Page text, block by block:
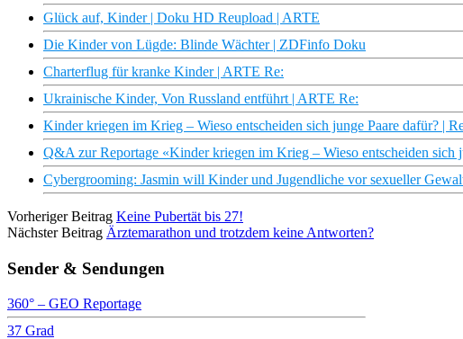
Glück auf, Kinder | Doku HD Reupload | ARTE
Die Kinder von Lügde: Blinde Wächter | ZDFinfo Doku
Charterflug für kranke Kinder | ARTE Re:
Ukrainische Kinder, Von Russland entführt | ARTE Re:
Kinder kriegen im Krieg – Wieso entscheiden sich junge Paare dafür? |
Q&A zur Reportage «Kinder kriegen im Krieg – Wieso entscheiden sich
Cybergrooming: Jasmin will Kinder und Jugendliche vor sexueller
Vorheriger Beitrag Keine Pubertät bis 27!
Nächster Beitrag Ärztemarathon und trotzdem keine Antworten?
Sender & Sendungen
360° – GEO Reportage
37 Grad